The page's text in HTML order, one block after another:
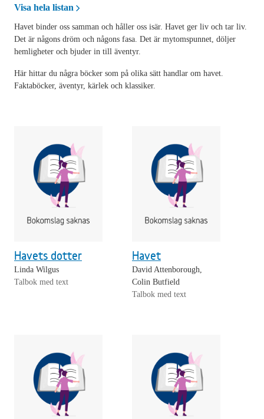
Visa hela listan Till havs!
Havet binder oss samman och håller oss isär. Havet ger liv och tar liv.
Det är någons dröm och någons fasa. Det är mytomspunnet, döljer
hemligheter och bjuder in till äventyr.
Här hittar du några böcker som på olika sätt handlar om havet.
Faktaböcker, äventyr, kärlek och klassiker.
Havets dotter
Linda Wilgus
Talbok med text
Havet
David Attenborough,
Colin Butfield
Talbok med text